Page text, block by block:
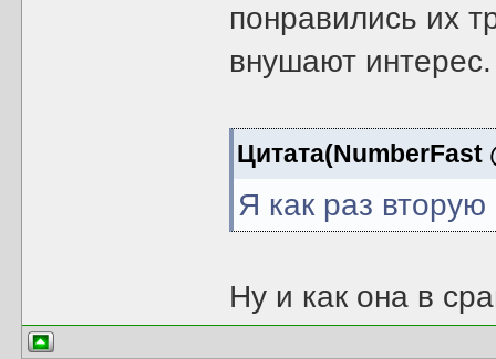
понравились их
внушают интерес.
Цитата(NumberFast
Я как раз
Ну и как она в